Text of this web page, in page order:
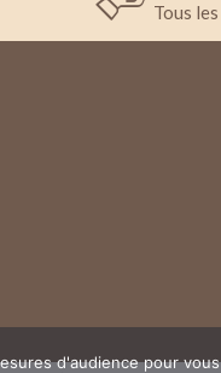
Tous
d'audience pour